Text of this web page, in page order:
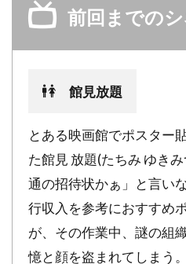
デイヴィッド・マメット
デイヴ・グルーシン
デニス・アーバーグバズ
デニス・ギャスナー
デニス・リチャーズ
デニーズ・フェイ
デ
デビッド・ドワイヤー
前回までの
館見放題
とある映画館でポスター
た館見 放題(たちみ ゆき
通の招待状かぁ」と言い
行収入を参考におすすめ
が、その作業中、謎の組
憶と顔を盗まれてしまう